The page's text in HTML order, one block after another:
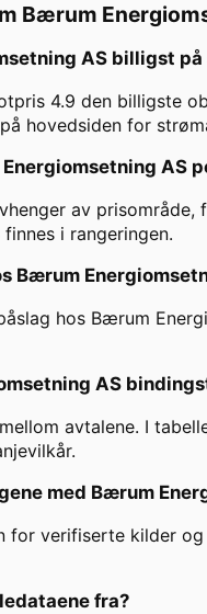
Bærum
AS billigst på
4.9 den billigste
hovedsiden for
AS
av
finnes i rangeringen.
Bærum
hos Bærum
AS
avtalene. I
med Bærum
for verifiserte kilder
fra?